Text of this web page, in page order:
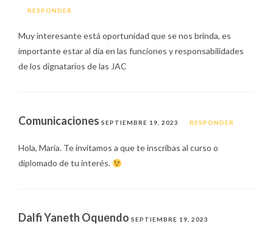
RESPONDER
Muy interesante está oportunidad que se nos brinda, es
importante estar al día en las funciones y responsabilidades
de los dignatarios de las JAC
Comunicaciones SEPTIEMBRE 19, 2023 RESPONDER
Hola, María. Te invitamos a que te inscribas al curso o
diplomado de tu interés.
Dalfi Yaneth Oquendo SEPTIEMBRE 19, 2023